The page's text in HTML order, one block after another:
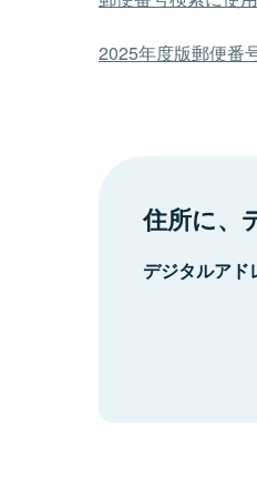
2025年度版郵便番
住所に、
デジタルアド